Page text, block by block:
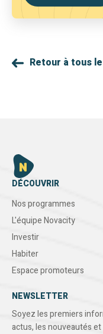
Retour à tous
DÉCOUVRIR
Nos programmes
L'équipe Novacity
Investir
Habiter
Espace promoteurs
NEWSLETTER
Soyez les premiers
actus, les nouveautés